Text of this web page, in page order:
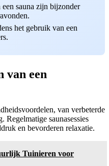
sauna zijn bijzonder
het gebruik van een
van een
van verbeterde
Regelmatige saunasessies
en bevorderen relaxatie.
Tuinieren voor